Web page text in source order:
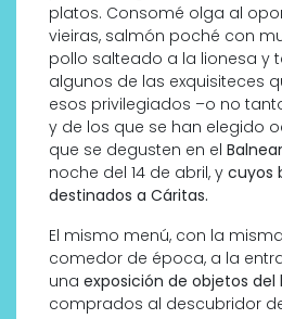
platos. Consomé olga al
vieiras, salmón poché con
pollo salteado a la lionesa y
algunos de las exquisiteces
esos privilegiados –o no
y de los que se han elegido
que se degusten en el
noche del 14 de abril, y cuyos
destinados a Cáritas.
El mismo menú, con la
comedor de época, a la
una exposición de objetos del
comprados al descubridor